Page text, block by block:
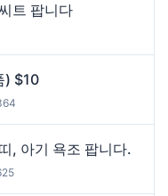
트 팝니다
) $10
, 아기 욕조 팝니다.